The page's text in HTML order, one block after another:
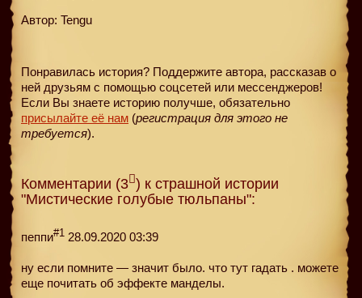
Автор: Tengu
Понравилась история? Поддержите автора, рассказав о
ней друзьям с помощью соцсетей или мессенджеров!
Если Вы знаете историю получше, обязательно
присылайте её нам (регистрация для этого не
требуется).
Комментарии (3 ) к страшной истории
"Мистические голубые тюльпаны":
пеппи#1 28.09.2020 03:39
ну если помните — значит было. что тут гадать . можете
еще почитать об эффекте манделы.